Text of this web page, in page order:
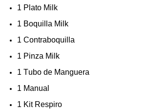
1 Plato Milk
1 Boquilla Milk
1 Contraboquilla
1 Pinza Milk
1 Tubo de Manguera
1 Manual
1 Kit Respiro